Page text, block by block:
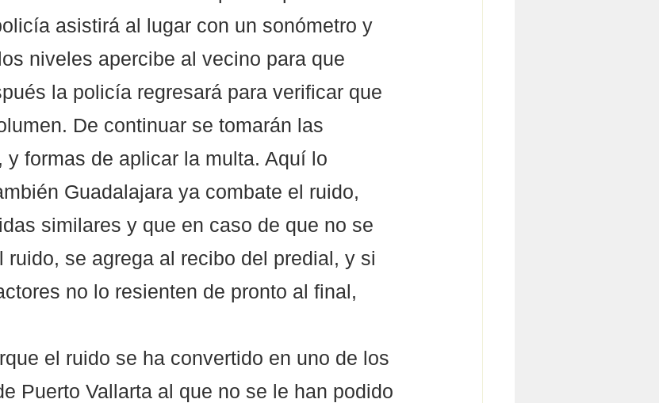
asistirá al lugar con un sonómetro y
niveles apercibe al vecino para que
la policía regresará para verificar que
De continuar se tomarán las
y formas de aplicar la multa. Aquí lo
Guadalajara ya combate el ruido,
similares y que en caso de que no se
ruido, se agrega al recibo del predial, y si
no lo resienten de pronto al final,
el ruido se ha convertido en uno de los
Puerto Vallarta al que no se le han podido